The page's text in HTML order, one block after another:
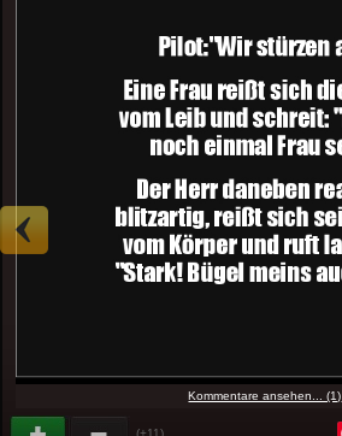
Kommentare ansehen... (1)
(+11)